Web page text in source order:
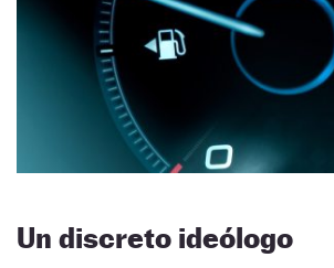
Un discreto ideólogo